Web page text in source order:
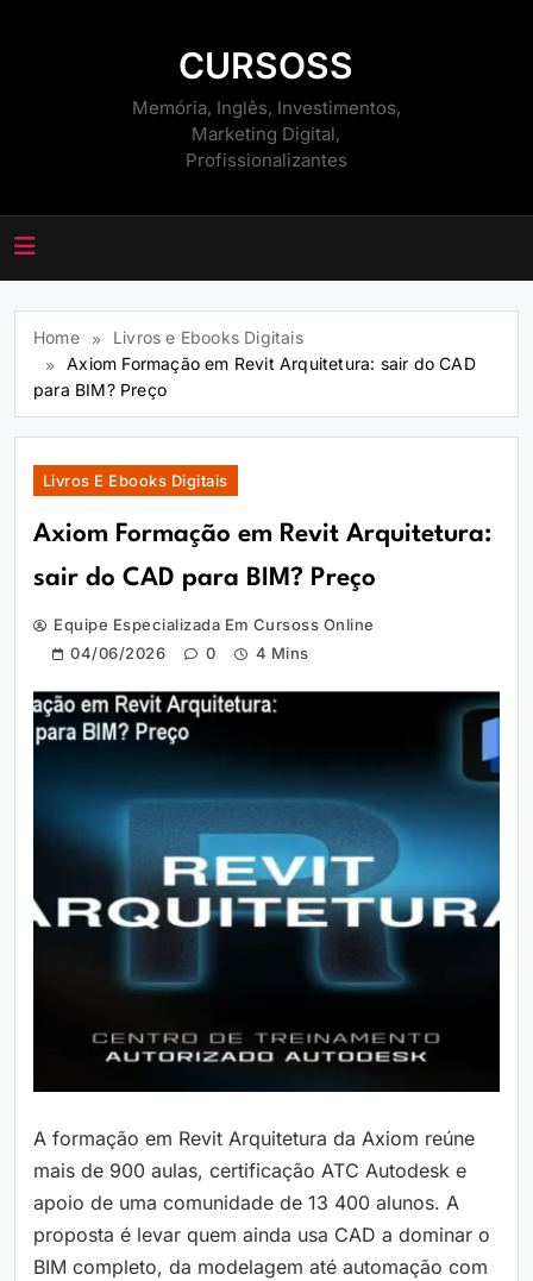
CURSOSS
Memória, Inglês, Investimentos,
Marketing Digital,
Profissionalizantes
Home
Livros e Ebooks Digitais
Axiom Formação em Revit Arquitetura: sair do CAD
para BIM? Preço
Livros E Ebooks Digitais
Axiom Formação em Revit Arquitetura:
sair do CAD para BIM? Preço
Equipe Especializada Em Cursoss Online
04/06/2026
0 4 Mins
A formação em Revit Arquitetura da Axiom reúne
mais de 900 aulas, certificação ATC Autodesk e
apoio de uma comunidade de 13 400 alunos. A
proposta é levar quem ainda usa CAD a dominar o
BIM completo, da modelagem até automação com